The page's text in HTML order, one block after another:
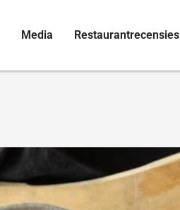
Media Restaurantrecensies